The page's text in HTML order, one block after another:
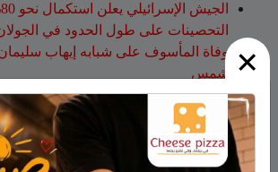
×
التحصينات على طول الحدود في
وفاة المأسوف على شبابه إيهاب
شمس
وفاة السيدة أم صالح نجية سمارة
حين لا تكون المشكلة في ذكاء
التّعلّم والوعي ولغة المعلّم وما وراء
هذا الأسبوع: لا تفوّتوا اليوم المفتوح